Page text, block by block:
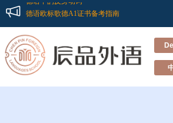
德语中的反身动词
德语欧标歌德A1证书备考指南
新德福考试怎样准备？辰品外语来教你
不“德”不“福”！辰品外语多名学员德福考试斩获
德语小白到德福高分的经验分享